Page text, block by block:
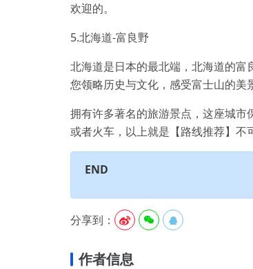
欢迎的。
5.北海道-富良野
北海道是日本的最北端，北海道的
您领略历史与文化，感受富士山的美
拥有许多著名的旅游景点，这座城
或者火车，以上就是【路线推荐】不
END
分享到：   
作者信息